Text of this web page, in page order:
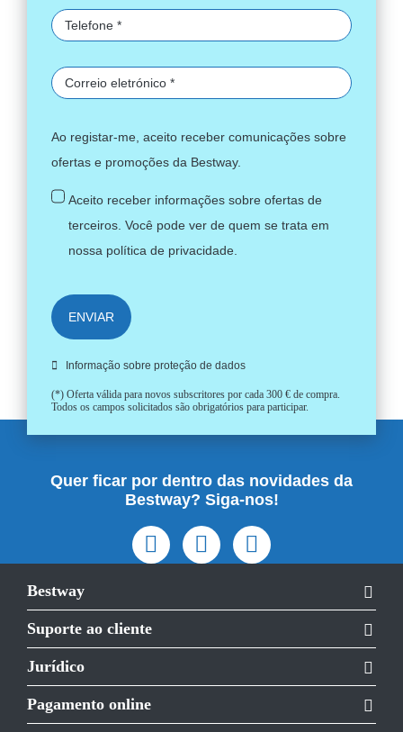
Ao registar-me, aceito receber comunicações sobre
ofertas e promoções da Bestway.
Aceito receber informações sobre ofertas de
terceiros. Você pode ver de quem se trata em
nossa política de privacidade.
ENVIAR
Informação sobre proteção de dados
(*) Oferta válida para novos subscritores por cada 300 € de compra.
Todos os campos solicitados são obrigatórios para participar.
Quer ficar por dentro das novidades da
Bestway? Siga-nos!
Bestway
Suporte ao cliente
Jurídico
Pagamento online